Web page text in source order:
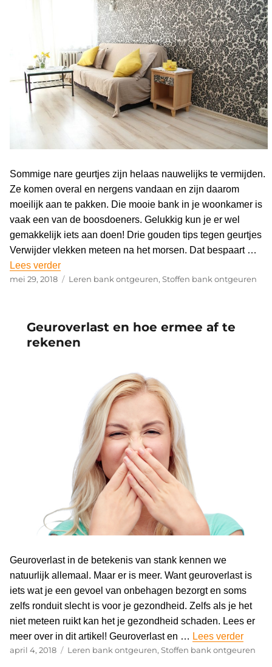
Sommige nare geurtjes zijn helaas nauwelijks te vermijden.
Ze komen overal en nergens vandaan en zijn daarom
moeilijk aan te pakken. Die mooie bank in je woonkamer is
vaak een van de boosdoeners. Gelukkig kun je er wel
gemakkelijk iets aan doen! Drie gouden tips tegen geurtjes
Verwijder vlekken meteen na het morsen. Dat bespaart …
Lees verder“Last van nare geurtjes in je bank? Wij helpen je
Geplaatst
mei 29, 2018 Categorieën
Leren bank ontgeuren, Stoffen bank ontgeuren
Geuroverlast en hoe ermee af te
rekenen
Geuroverlast in de betekenis van stank kennen we
natuurlijk allemaal. Maar er is meer. Want geuroverlast is
iets wat je een gevoel van onbehagen bezorgt en soms
zelfs ronduit slecht is voor je gezondheid. Zelfs als je het
niet meteen ruikt kan het je gezondheid schaden. Lees er
meer over in dit artikel! Geuroverlast en … Lees verder
Geplaatst
april 4, 2018 Categorieën
Leren bank ontgeuren, Stoffen bank ontgeuren